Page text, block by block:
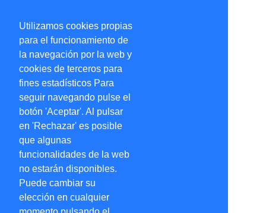
Utilizamos cookies propias
para el funcionamiento de
la navegación por la web y
cookies de terceros para
fines estadísticos Para
seguir navegando pulse el
botón 'Aceptar'. Al pulsar
en 'Rechazar' es posible
que algunas
funcionalidades de la web
no estarán disponibles.
Puede cambiar su
elección en cualquier